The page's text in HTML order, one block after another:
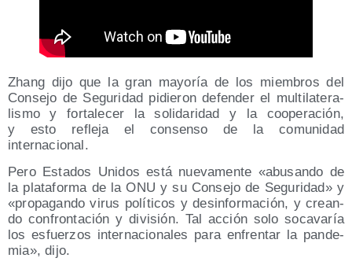
Zhang dijo que la gran mayo­ría de los miem­bros del
Con­se­jo de Segu­ri­dad pidie­ron defen­der el mul­ti­la­te­ra­
lis­mo y for­ta­le­cer la soli­da­ri­dad y la coope­ra­ción,
y esto refle­ja el con­sen­so de la comu­ni­dad
internacional.
Pero Esta­dos Uni­dos está nue­va­men­te «abu­san­do de
la pla­ta­for­ma de la ONU y su Con­se­jo de Segu­ri­dad» y
«pro­pa­gan­do virus polí­ti­cos y des­in­for­ma­ción, y crean­
do con­fron­ta­ción y divi­sión. Tal acción solo soca­va­ría
los esfuer­zos inter­na­cio­na­les para enfren­tar la pan­de­
mia», dijo.